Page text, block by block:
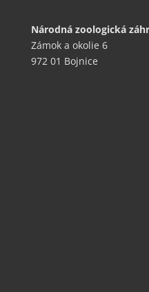
Národná zoologická
Zámok a okolie 6
972 01 Bojnice